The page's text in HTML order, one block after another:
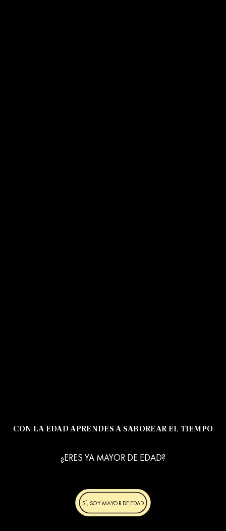
CON LA EDAD APRENDES A SABOREAR EL TIEMPO
¿ERES YA MAYOR DE EDAD?
SÍ, SOY MAYOR DE EDAD